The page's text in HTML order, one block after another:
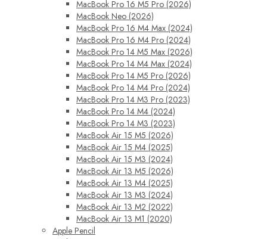
MacBook Pro 16 M5 Pro (2026)
MacBook Neo (2026)
MacBook Pro 16 M4 Max (2024)
MacBook Pro 16 M4 Pro (2024)
MacBook Pro 14 M5 Max (2026)
MacBook Pro 14 M4 Max (2024)
MacBook Pro 14 M5 Pro (2026)
MacBook Pro 14 M4 Pro (2024)
MacBook Pro 14 M3 Pro (2023)
MacBook Pro 14 M4 (2024)
MacBook Pro 14 M3 (2023)
MacBook Air 15 M5 (2026)
MacBook Air 15 M4 (2025)
MacBook Air 15 M3 (2024)
MacBook Air 13 M5 (2026)
MacBook Air 13 M4 (2025)
MacBook Air 13 M3 (2024)
MacBook Air 13 M2 (2022)
MacBook Air 13 M1 (2020)
Apple Pencil